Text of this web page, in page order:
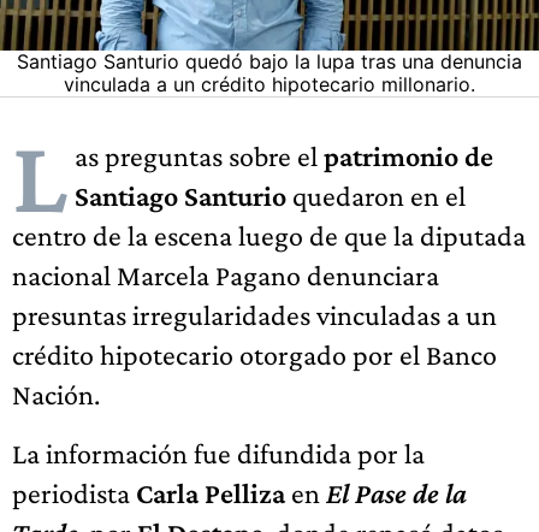
Santiago Santurio quedó bajo la lupa tras una denuncia
vinculada a un crédito hipotecario millonario.
L as preguntas sobre el patrimonio de
Santiago Santurio quedaron en el
centro de la escena luego de que la diputada
nacional Marcela Pagano denunciara
presuntas irregularidades vinculadas a un
crédito hipotecario otorgado por el Banco
Nación.
La información fue difundida por la
periodista Carla Pellizaen El Pase de la